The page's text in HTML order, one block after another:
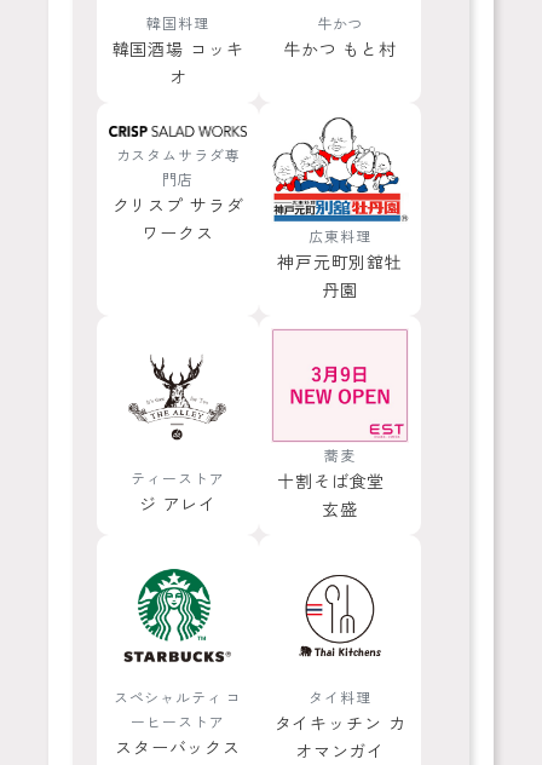
韓国料理
韓国酒場 コッキ
オ
牛かつ
牛かつ もと村
カスタムサラダ専
門店
クリスプ サラダ
ワークス
広東料理
神戸元町別舘牡
丹園
ティーストア
ジ アレイ
蕎麦
十割そば食堂
玄盛
スペシャルティ コ
ーヒーストア
スターバックス
タイ料理
タイキッチン カ
オマンガイ